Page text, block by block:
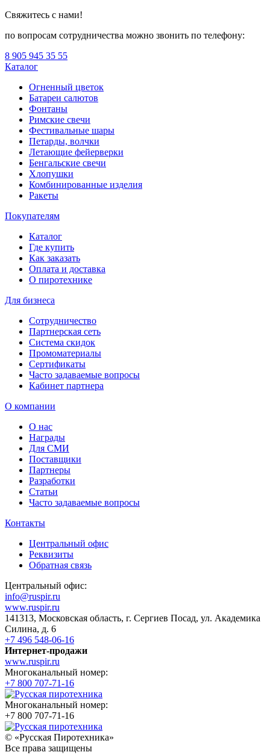
Свяжитесь с нами!
по вопросам сотрудничества можно звонить по телефону:
8 905 945 35 55
Каталог
Огненный цветок
Батареи салютов
Фонтаны
Римские свечи
Фестивальные шары
Петарды, волчки
Летающие фейерверки
Бенгальские свечи
Хлопушки
Комбинированные изделия
Ракеты
Покупателям
Каталог
Где купить
Как заказать
Оплата и доставка
О пиротехнике
Для бизнеса
Сотрудничество
Партнерская сеть
Система скидок
Промоматериалы
Сертификаты
Часто задаваемые вопросы
Кабинет партнера
О компании
О нас
Награды
Для СМИ
Поставщики
Партнеры
Разработки
Статьи
Часто задаваемые вопросы
Контакты
Центральный офис
Реквизиты
Обратная связь
Центральный офис:
info@ruspir.ru
www.ruspir.ru
141313, Московская область, г. Сергиев Посад, ул. Академика
Силина, д. 6
+7 496 548-06-16
Интернет-продажи
www.ruspir.ru
Многоканальный номер:
+7 800 707-71-16
Многоканальный номер:
+7 800 707-71-16
© «Русская Пиротехника»
Все права защищены